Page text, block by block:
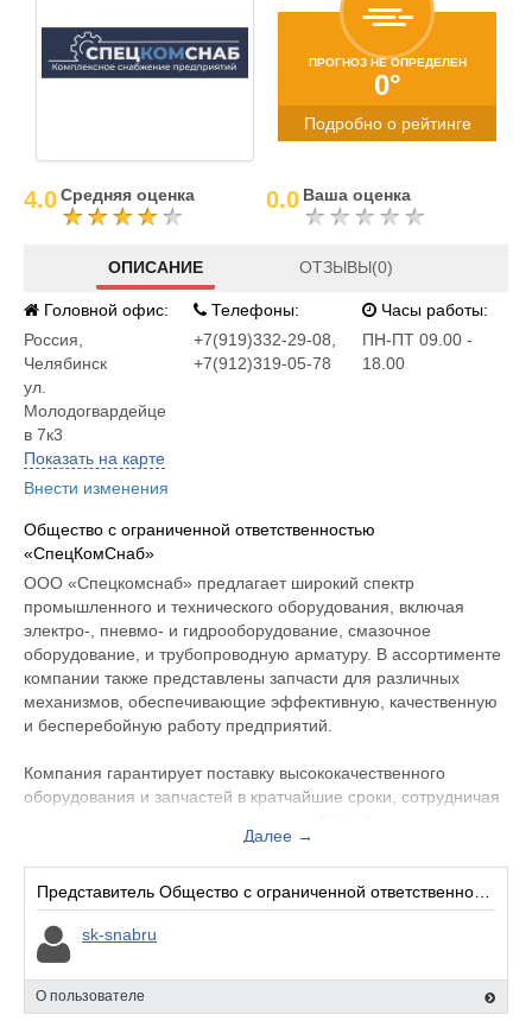
ПРОГНОЗ НЕ ОПРЕДЕЛЕН
0°
Подробно о рейтинге
4.0Средняя оценка 0.0 Ваша оценка
ОПИСАНИЕ ОТЗЫВЫ(0)
Головной офис:
Россия
Челябинск
ул.
Молодогвардейце
в 7к3
Показать на карте
Внести изменения
Телефоны:
+7(919)332-29-08,
+7(912)319-05-78
Часы работы:
ПН-ПТ 09.00 -
18.00
Общество с ограниченной ответственностью
«СпецКомСнаб»
ООО «Спецкомснаб» предлагает широкий спектр
промышленного и технического оборудования, включая
электро-, пневмо- и гидрооборудование, смазочное
оборудование, и трубопроводную арматуру. В ассортименте
компании также представлены запчасти для различных
механизмов, обеспечивающие эффективную, качественную
и бесперебойную работу предприятий.
Компания гарантирует поставку высококачественного
оборудования и запчастей в кратчайшие сроки, сотрудничая
соответствует необходимым требованиям и установленным
стандартам качества, что позволяет его эксплуатацию в
самых сложных климатических условиях.
Клиенты, занимающиеся ремонтом и обслуживанием спец- и
сельскохозяйственной техники, станочного оборудования и
гидростанций, найдут всё необходимое, включая
гидравлические насосы и моторы, клапанные аппараты, и
Далее →
sk-snabru
О пользователе